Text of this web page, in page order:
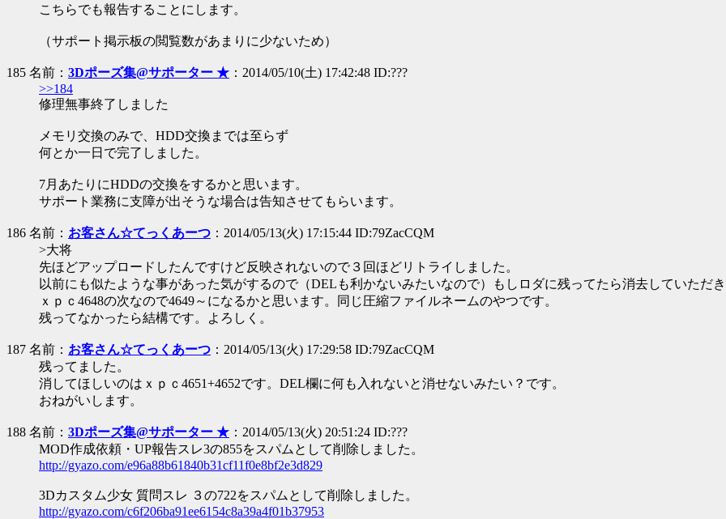
こちらでも報告することにします。
（サポート掲示板の閲覧数があまりに少ないため）
185 名前： 3Dポーズ集@サポーター ★ ：2014/05/10(土) 17:42:48 ID:???
>>184
修理無事終了しました
メモリ交換のみで、HDD交換までは至らず
何とか一日で完了しました。
7月あたりにHDDの交換をするかと思います。
サポート業務に支障が出そうな場合は告知させてもらいます。
186 名前： お客さん☆てっくあーつ ：2014/05/13(火) 17:15:44 ID:79ZacCQM
>大将
先ほどアップロードしたんですけど反映されないので３回ほどリトライしました。
以前にも似たような事があった気がするので（DELも利かないみたいなので）もしロダに残ってたら消去していただき
ｘｐｃ4648の次なので4649～になるかと思います。同じ圧縮ファイルネームのやつです。
残ってなかったら結構です。よろしく。
187 名前： お客さん☆てっくあーつ ：2014/05/13(火) 17:29:58 ID:79ZacCQM
残ってました。
消してほしいのはｘｐｃ4651+4652です。DEL欄に何も入れないと消せないみたい？です。
おねがいします。
188 名前： 3Dポーズ集@サポーター ★ ：2014/05/13(火) 20:51:24 ID:???
MOD作成依頼・UP報告スレ3の855をスパムとして削除しました。
http://gyazo.com/e96a88b61840b31cf11f0e8bf2e3d829
3Dカスタム少女 質問スレ ３の722をスパムとして削除しました。
http://gyazo.com/c6f206ba91ee6154c8a39a4f01b37953